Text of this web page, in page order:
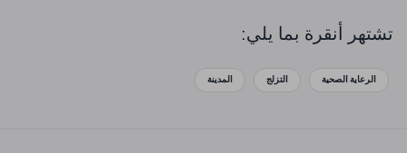
والباليه والمعارض في المتاحف والمعارض الفنية. من المعالم البارزة في أنقرة
هي ضريح الأناضول (آنيت كابير)، ضريح مصطفى كمال أتاتورك، في حين أن
تضمينها في خط سير رحلة أنقرة. إن شراء تذكرة طيران إلى أنقرة يدعوك
تشتهر أنقرة بما يلي:
الرعاية الصحية التزلج المدينة